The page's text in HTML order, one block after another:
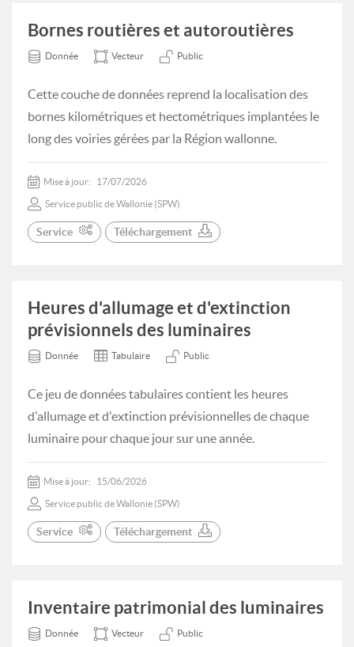
Bornes routières et autoroutières
Donnée Vecteur Public
Cette couche de données reprend la localisation des
bornes kilométriques et hectométriques implantées le
long des voiries gérées par la Région wallonne.
Mise à jour: 17/07/2026
Service public de Wallonie (SPW)
Service Téléchargement
Heures d'allumage et d'extinction
prévisionnels des luminaires
Donnée Tabulaire Public
Ce jeu de données tabulaires contient les heures
d'allumage et d'extinction prévisionnelles de chaque
luminaire pour chaque jour sur une année.
Mise à jour: 15/06/2026
Service public de Wallonie (SPW)
Service Téléchargement
Inventaire patrimonial des luminaires
Donnée Vecteur Public